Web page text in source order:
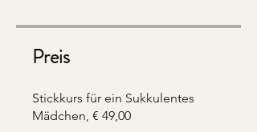
Preis
Stickkurs für ein Sukkulentes
Mädchen, € 49,00